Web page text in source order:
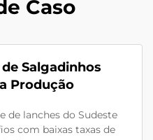
Caso
Salgadinhos
Produção
lanches do Sudeste
com baixas taxas de